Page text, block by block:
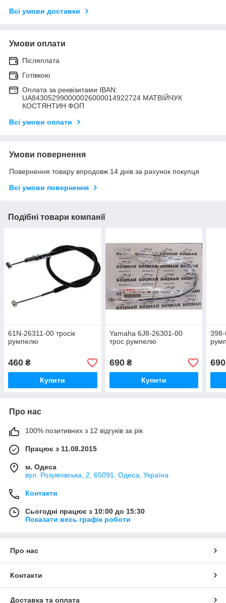
Всі умови доставки
Умови оплати
Післяплата
Готівкою
Оплата за реквізитами IBAN:
UA843052990000026000014922724 МАТВIЙЧУК
КОСТЯНТИН ФОП
Всі умови оплати
Умови повернення
Повернення товару впродовж 14 днів за рахунок покупця
Всі умови повернення
Подібні товари компанії
61N-26311-00 тросік
румпелю
460 ₴
Купити
Yamaha 6J8-26301-00
трос румпелю
690₴
Купити
690
Про нас
100% позитивних з 12 відгуків за рік
Працює з 11.08.2015
м. Одеса
вул. Розумовська, 2, 65091, Одеса, Україна
Контакти
Сьогодні працює з 10:00 до 15:30
Показати весь графік роботи
Про нас
Контакти
Доставка та оплата